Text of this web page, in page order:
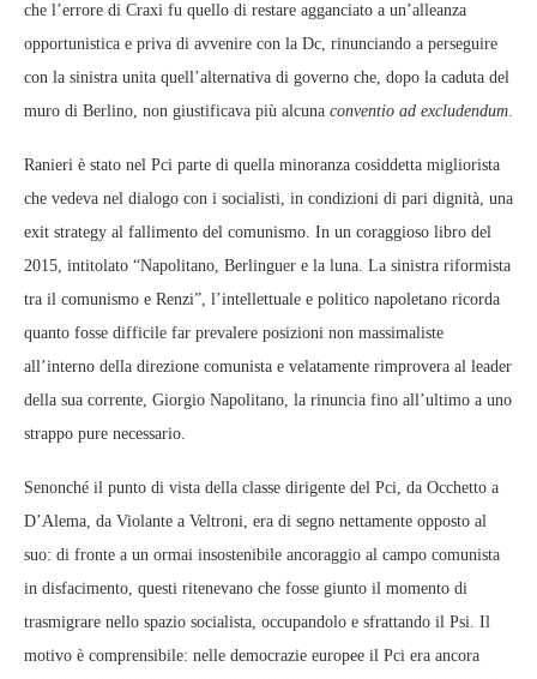
che l’errore di Craxi fu quello di restare agganciato a un’alleanza
opportunistica e priva di avvenire con la Dc, rinunciando a perseguire
con la sinistra unita quell’alternativa di governo che, dopo la caduta del
muro di Berlino, non giustificava più alcuna conventio ad excludendum.
Ranieri è stato nel Pci parte di quella minoranza cosiddetta migliorista
che vedeva nel dialogo con i socialisti, in condizioni di pari dignità, una
exit strategy al fallimento del comunismo. In un coraggioso libro del
2015, intitolato “Napolitano, Berlinguer e la luna. La sinistra riformista
tra il comunismo e Renzi”, l’intellettuale e politico napoletano ricorda
quanto fosse difficile far prevalere posizioni non massimaliste
all’interno della direzione comunista e velatamente rimprovera al leader
della sua corrente, Giorgio Napolitano, la rinuncia fino all’ultimo a uno
strappo pure necessario.
Senonché il punto di vista della classe dirigente del Pci, da Occhetto a
D’Alema, da Violante a Veltroni, era di segno nettamente opposto al
suo: di fronte a un ormai insostenibile ancoraggio al campo comunista
in disfacimento, questi ritenevano che fosse giunto il momento di
trasmigrare nello spazio socialista, occupandolo e sfrattando il Psi. Il
motivo è comprensibile: nelle democrazie europee il Pci era ancora